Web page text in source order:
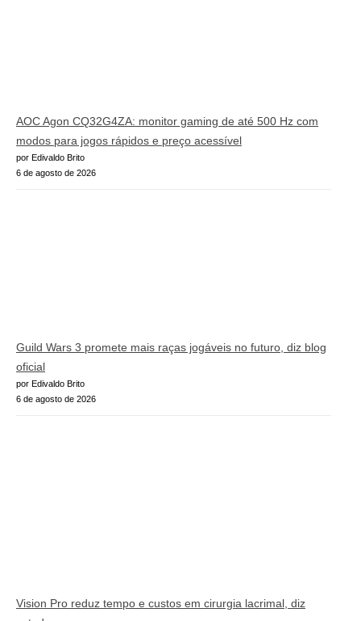
AOC Agon CQ32G4ZA: monitor gaming de até 500 Hz com
modos para jogos rápidos e preço acessível
por Edivaldo Brito
6 de agosto de 2026
Guild Wars 3 promete mais raças jogáveis no futuro, diz blog
oficial
por Edivaldo Brito
6 de agosto de 2026
Vision Pro reduz tempo e custos em cirurgia lacrimal, diz